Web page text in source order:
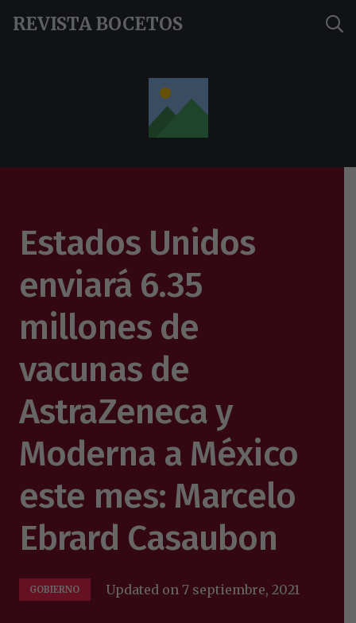
REVISTA BOCETOS
Estados Unidos
enviará 6.35
millones de
vacunas de
AstraZeneca y
Moderna a México
este mes: Marcelo
Ebrard Casaubon
GOBIERNO Updated on7 septiembre, 2021